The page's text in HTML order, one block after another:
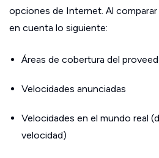
opciones de Internet. Al
en cuenta lo siguiente:
Áreas de cobertura del
Velocidades anunciadas
Velocidades en el mundo real
velocidad)